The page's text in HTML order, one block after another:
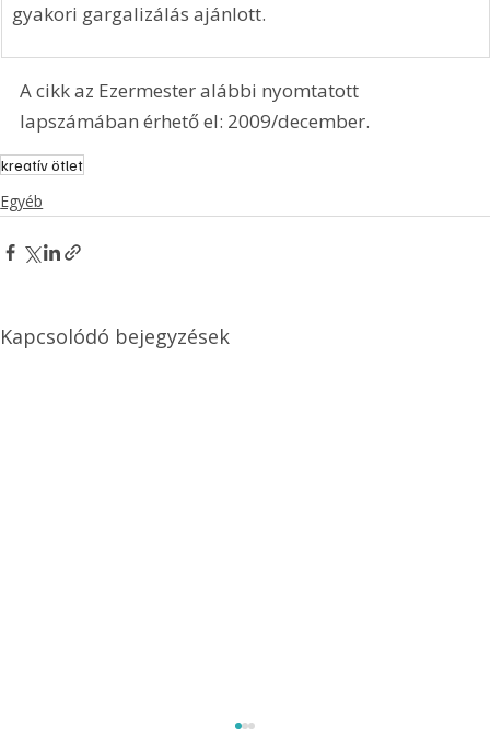
gyakori gargalizálás ajánlott.
A cikk az Ezermester alábbi nyomtatott
lapszámában érhető el: 2009/december.
kreatív ötlet
Egyéb
Kapcsolódó bejegyzések